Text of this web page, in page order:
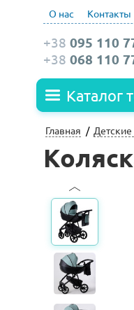
О нас Контакты
+38 095 110
+38 068 110
Каталог
Главная